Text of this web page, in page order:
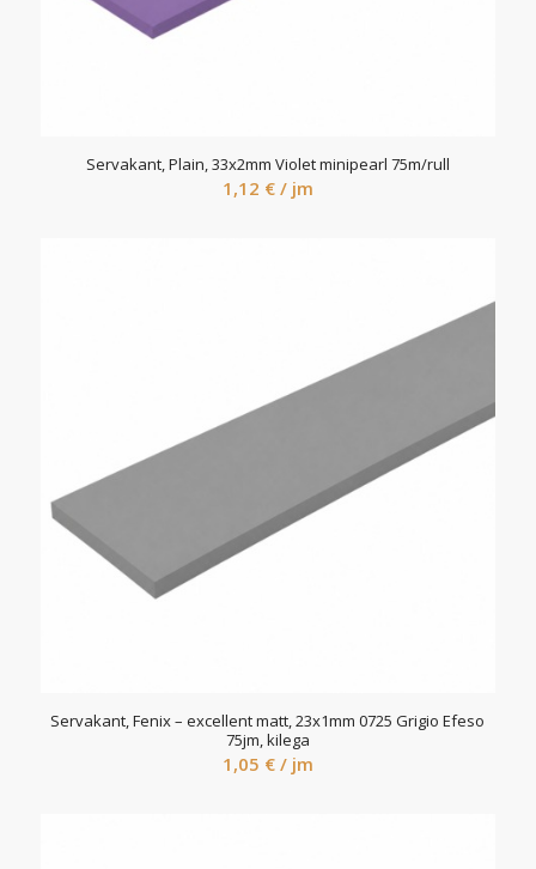
Servakant, Plain, 33x2mm Violet minipearl 75m/rull
1,12 € / jm
Servakant, Fenix – excellent matt, 23x1mm 0725 Grigio Efeso
75jm, kilega
1,05 € / jm